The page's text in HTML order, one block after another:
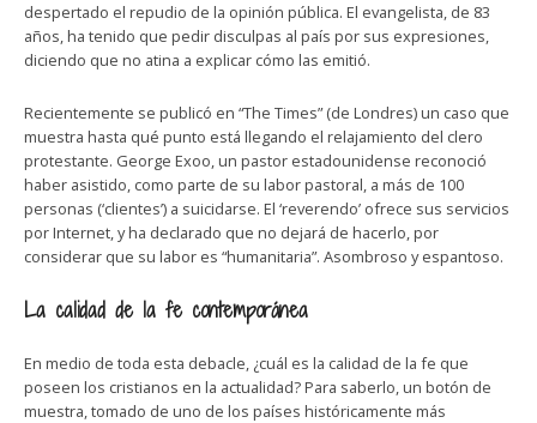
despertado el repudio de la opinión pública. El evangelista, de 83
años, ha tenido que pedir disculpas al país por sus expresiones,
diciendo que no atina a explicar cómo las emitió.
Recientemente se publicó en “The Times” (de Londres) un caso que
muestra hasta qué punto está llegando el relajamiento del clero
protestante. George Exoo, un pastor estadounidense reconoció
haber asistido, como parte de su labor pastoral, a más de 100
personas (‘clientes’) a suicidarse. El ‘reverendo’ ofrece sus servicios
por Internet, y ha declarado que no dejará de hacerlo, por
considerar que su labor es “humanitaria”. Asombroso y espantoso.
La calidad de la fe contemporánea
En medio de toda esta debacle, ¿cuál es la calidad de la fe que
poseen los cristianos en la actualidad? Para saberlo, un botón de
muestra, tomado de uno de los países históricamente más